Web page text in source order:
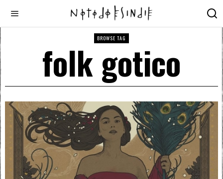
BROWSE TAG
folk gotico